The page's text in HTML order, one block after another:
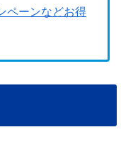
ペーンなどお得